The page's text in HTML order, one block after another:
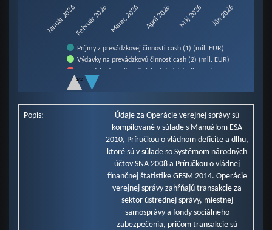
Príjmy z prevádzkovej činnosti cash (1) (mil. EUR)
Výdavky na prevádzkovú činnosť cash (2) (mil. EUR)
Investície do nefinančných aktív (3) (mil. EUR)
Prebytok / schodok cash (4=1-2-3) (mil. EUR)
1/2
Január 2026Február 2026 Marec 2026 Apríl 2026 Máj 2026 Jún 2026
Popis:
Údaje za Operácie verejnej správy sú
kompilované v súlade s Manuálom ESA
2010, Príručkou o vládnom deficite a dlhu,
ktoré sú v súlade so Systémom národných
účtov SNA 2008 a Príručkou o vládnej
finančnej štatistike GFSM 2014. Operácie
verejnej správy zahŕňajú transakcie za
sektor ústrednej správy, miestnej
samosprávy a fondy sociálneho
zabezpečenia, pričom transakcie sú